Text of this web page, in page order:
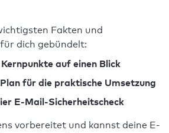
Check bestanden
SPF-Record Prüfergebnis
Fakten und
dich gebündelt:
auf einen Blick
für die praktische Umsetzung
E-Mail-Sicherheitscheck
vorbereitet und kannst deine E-